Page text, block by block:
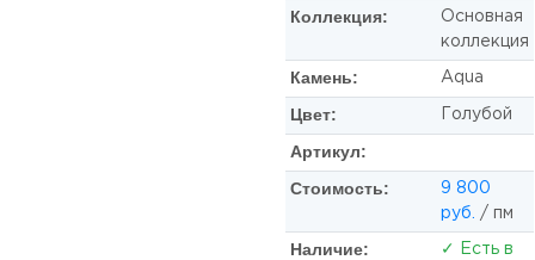
Коллекция:
Основная
коллекция
Камень: Aqua
Цвет: Голубой
Артикул:
Стоимость:
9 800
руб.
/ пм
Наличие:
✓ Есть в